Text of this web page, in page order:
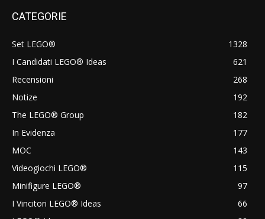
CATEGORIE
Set LEGO®
1328
I Candidati LEGO® Ideas
621
Recensioni
268
Notize
192
The LEGO® Group
182
In Evidenza
177
MOC
143
Videogiochi LEGO®
115
Minifigure LEGO®
97
I Vincitori LEGO® Ideas
66